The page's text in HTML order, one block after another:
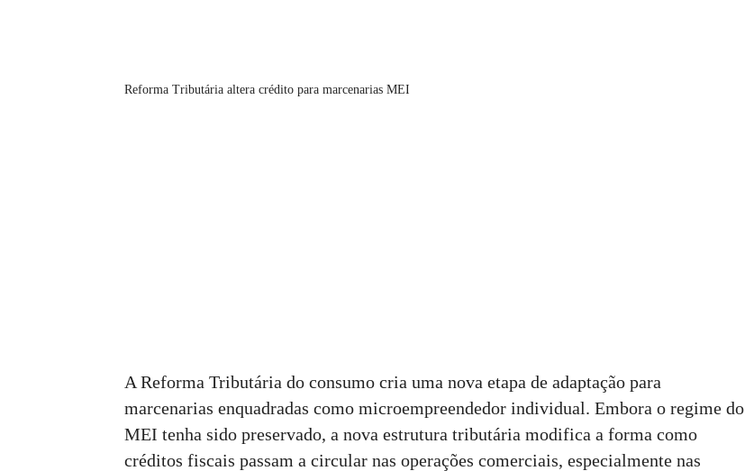
Reforma Tributária altera crédito para marcenarias MEI
A Reforma Tributária do consumo cria uma nova etapa de adaptação para
marcenarias enquadradas como microempreendedor individual. Embora o regime do
MEI tenha sido preservado, a nova estrutura tributária modifica a forma como
créditos fiscais passam a circular nas operações comerciais, especialmente nas